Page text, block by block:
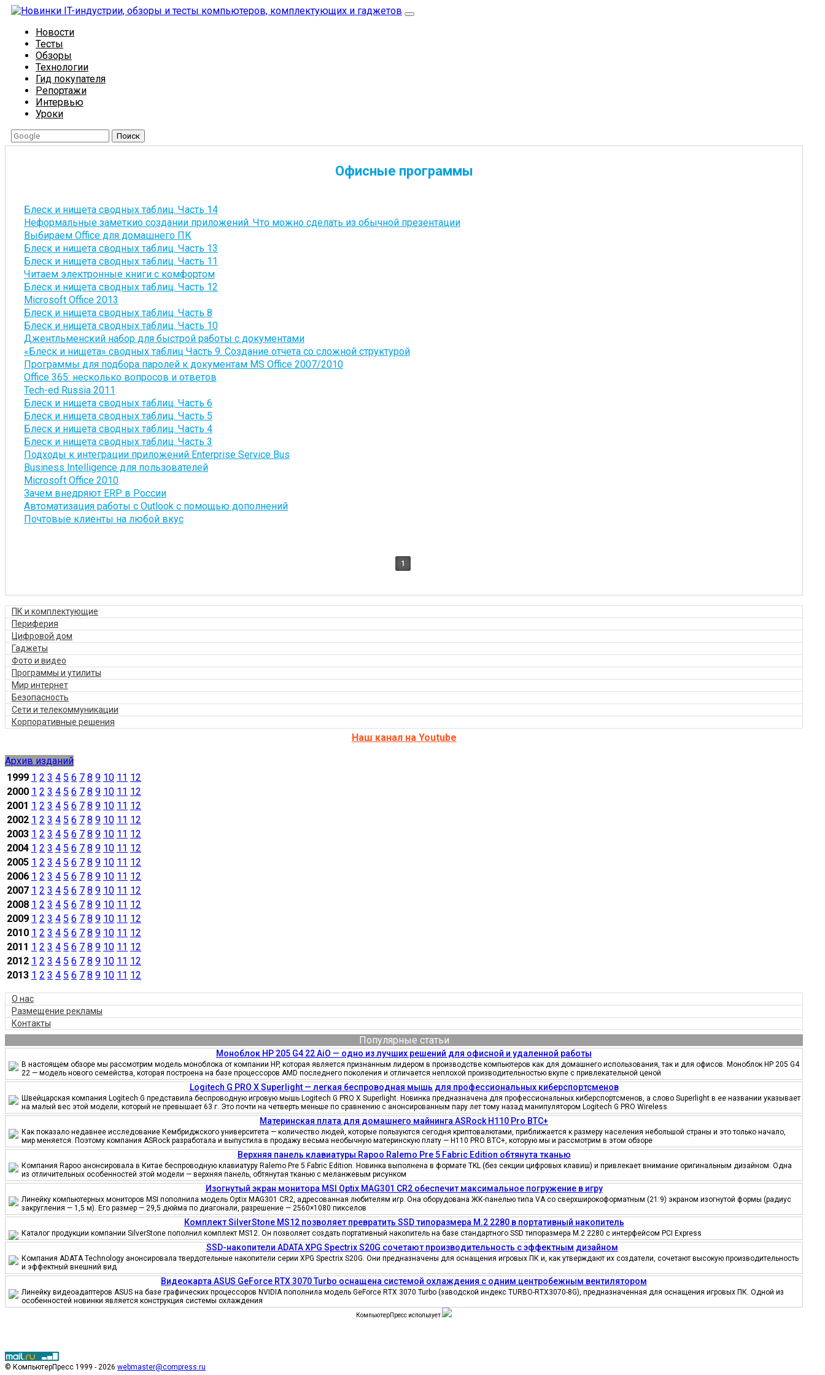
Новости
Тесты
Обзоры
Технологии
Гид покупателя
Репортажи
Интервью
Уроки
Поиск
Офисные программы
Блеск и нищета сводных таблиц. Часть 14
Неформальные заметкио создании приложений. Что можно сделать из обычной презентации
Выбираем Office для домашнего ПК
Блеск и нищета сводных таблиц. Часть 13
Блеск и нищета сводных таблиц. Часть 11
Читаем электронные книги с комфортом
Блеск и нищета сводных таблиц. Часть 12
Microsoft Office 2013
Блеск и нищета сводных таблиц. Часть 8
Блеск и нищета сводных таблиц. Часть 10
Джентльменский набор для быстрой работы с документами
«Блеск и нищета» сводных таблиц Часть 9. Создание отчета со сложной структурой
Программы для подбора паролей к документам MS Office 2007/2010
Office 365: несколько вопросов и ответов
Tech-ed Russia 2011
Блеск и нищета сводных таблиц. Часть 6
Блеск и нищета сводных таблиц. Часть 5
Блеск и нищета сводных таблиц. Часть 4
Блеск и нищета сводных таблиц. Часть 3
Подходы к интеграции приложений Enterprise Service Bus
Business Intelligence для пользователей
Microsoft Office 2010
Зачем внедряют ERP в России
Автоматизация работы с Outlook с помощью дополнений
Почтовые клиенты на любой вкус
1
ПК и комплектующие
Периферия
Цифровой дом
Гаджеты
Фото и видео
Программы и утилиты
Мир интернет
Безопасность
Сети и телекоммуникации
Корпоративные решения
Наш канал на Youtube
Архив изданий
1999 1 2 3 4 5 6 7 8 9 10 11 12
2000 1 2 3 4 5 6 7 8 9 10 11 12
2001 1 2 3 4 5 6 7 8 9 10 11 12
2002 1 2 3 4 5 6 7 8 9 10 11 12
2003 1 2 3 4 5 6 7 8 9 10 11 12
2004 1 2 3 4 5 6 7 8 9 10 11 12
2005 1 2 3 4 5 6 7 8 9 10 11 12
2006 1 2 3 4 5 6 7 8 9 10 11 12
2007 1 2 3 4 5 6 7 8 9 10 11 12
2008 1 2 3 4 5 6 7 8 9 10 11 12
2009 1 2 3 4 5 6 7 8 9 10 11 12
2010 1 2 3 4 5 6 7 8 9 10 11 12
2011 1 2 3 4 5 6 7 8 9 10 11 12
2012 1 2 3 4 5 6 7 8 9 10 11 12
2013 1 2 3 4 5 6 7 8 9 10 11 12
О нас
Размещение рекламы
Контакты
Популярные статьи
Моноблок HP 205 G4 22 AiO — одно из лучших решений для офисной и удаленной работы
В настоящем обзоре мы рассмотрим модель моноблока от компании HP, которая является признанным лидером в производстве компьютеров как для домашнего использования, так и для офисов. Моноблок HP 205 G4
22 — модель нового семейства, которая построена на базе процессоров AMD последнего поколения и отличается неплохой производительностью вкупе с привлекательной ценой
Logitech G PRO X Superlight — легкая беспроводная мышь для профессиональных киберспортсменов
Швейцарская компания Logitech G представила беспроводную игровую мышь Logitech G PRO X Superlight. Новинка предназначена для профессиональных киберспортсменов, а слово Superlight в ее названии указывает
на малый вес этой модели, который не превышает 63 г. Это почти на четверть меньше по сравнению с анонсированным пару лет тому назад манипулятором Logitech G PRO Wireless
Материнская плата для домашнего майнинга ASRock H110 Pro BTC+
Как показало недавнее исследование Кембриджского университета — количество людей, которые пользуются сегодня криптовалютами, приближается к размеру населения небольшой страны и это только начало,
мир меняется. Поэтому компания ASRock разработала и выпустила в продажу весьма необычную материнскую плату — H110 PRO BTC+, которую мы и рассмотрим в этом обзоре
Верхняя панель клавиатуры Rapoo Ralemo Pre 5 Fabric Edition обтянута тканью
Компания Rapoo анонсировала в Китае беспроводную клавиатуру Ralemo Pre 5 Fabric Edition. Новинка выполнена в формате TKL (без секции цифровых клавиш) и привлекает внимание оригинальным дизайном. Одна
из отличительных особенностей этой модели — верхняя панель, обтянутая тканью с меланжевым рисунком
Изогнутый экран монитора MSI Optix MAG301 CR2 обеспечит максимальное погружение в игру
Линейку компьютерных мониторов MSI пополнила модель Optix MAG301 CR2, адресованная любителям игр. Она оборудована ЖК-панелью типа VA со сверхширокоформатным (21:9) экраном изогнутой формы (радиус
закругления — 1,5 м). Его размер — 29,5 дюйма по диагонали, разрешение — 2560×1080 пикселов
Комплект SilverStone MS12 позволяет превратить SSD типоразмера M.2 2280 в портативный накопитель
Каталог продукции компании SilverStone пополнил комплект MS12. Он позволяет создать портативный накопитель на базе стандартного SSD типоразмера M.2 2280 с интерфейсом PCI Express
SSD-накопители ADATA XPG Spectrix S20G сочетают производительность с эффектным дизайном
Компания ADATA Technology анонсировала твердотельные накопители серии XPG Spectrix S20G. Они предназначены для оснащения игровых ПК и, как утверждают их создатели, сочетают высокую производительность
и эффектный внешний вид
Видеокарта ASUS GeForce RTX 3070 Turbo оснащена системой охлаждения с одним центробежным вентилятором
Линейку видеоадаптеров ASUS на базе графических процессоров NVIDIA пополнила модель GeForce RTX 3070 Turbo (заводской индекс TURBO-RTX3070-8G), предназначенная для оснащения игровых ПК. Одной из
особенностей новинки является конструкция системы охлаждения
КомпьютерПресс использует
© КомпьютерПресс 1999 - 2026 webmaster@compress.ru